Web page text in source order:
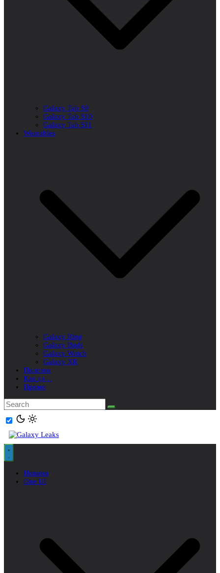
Galaxy Tab S9
Galaxy Tab S10
Galaxy Tab S11
Wearables
Galaxy Ring
Galaxy Buds
Galaxy Watch
Galaxy XR
Полезно
Как да…
Промо
Новини
One UI